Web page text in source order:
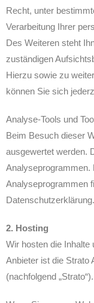
Recht, unter
Verarbeitung Ihrer
Des Weiteren steht
zuständigen
Hierzu sowie zu
können Sie sich
Analyse-Tools und
Beim Besuch dieser
ausgewertet werden.
Analyseprogrammen.
Analyseprogrammen
Datenschutzerklärung.
2. Hosting
Wir hosten die Inhalte
Anbieter ist die Strato
(nachfolgend „Strato“).